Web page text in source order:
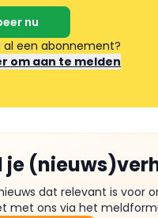
nu
al een abonnement?
om aan te melden
je
dat relevant is voor
met ons via het